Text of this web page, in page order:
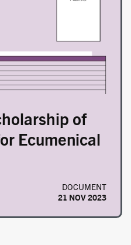
of
Ecumenical
DOCUMENT
21 NOV 2023